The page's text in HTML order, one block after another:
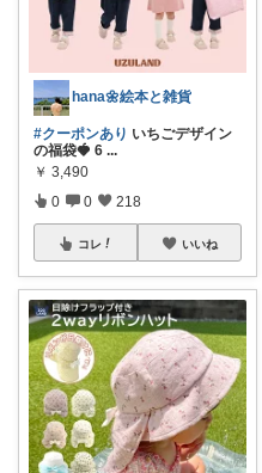
hana🌼絵本と雑貨
#クーポンあり いちごデザイン
の福袋🍓 6 ...
￥ 3,490
0 0 218
コレ いいね